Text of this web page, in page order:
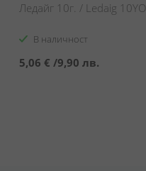
Ледайг 10г. / Ledaig 10YO
В наличност
5,06 € /9,90 лв.